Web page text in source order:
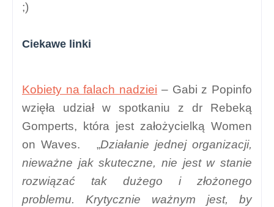
;)
Ciekawe linki
Kobiety na falach nadziei – Gabi z Popinfo
wzięła udział w spotkaniu z dr Rebeką
Gomperts, która jest założycielką Women
on Waves. „Działanie jednej organizacji,
nieważne jak skuteczne, nie jest w stanie
rozwiązać tak dużego i złożonego
problemu. Krytycznie ważnym jest, by